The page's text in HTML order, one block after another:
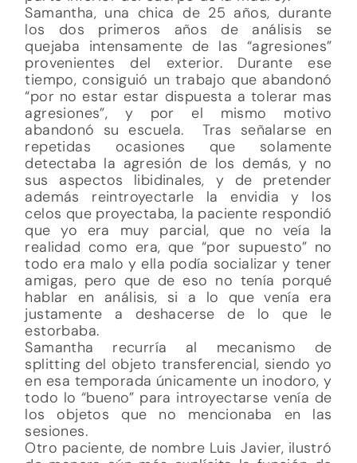
Samantha, una chica de 25 años, durante
los dos primeros años de análisis se
quejaba intensamente de las “agresiones”
provenientes del exterior. Durante ese
tiempo, consiguió un trabajo que abandonó
“por no estar estar dispuesta a tolerar mas
agresiones”, y por el mismo motivo
abandonó su escuela. Tras señalarse en
repetidas ocasiones que solamente
detectaba la agresión de los demás, y no
sus aspectos libidinales, y de pretender
además reintroyectarle la envidia y los
celos que proyectaba, la paciente respondió
que yo era muy parcial, que no veía la
realidad como era, que “por supuesto” no
todo era malo y ella podía socializar y tener
amigas, pero que de eso no tenía porqué
hablar en análisis, si a lo que venía era
justamente a deshacerse de lo que le
estorbaba.
Samantha recurría al mecanismo de
splitting del objeto transferencial, siendo yo
en esa temporada únicamente un inodoro, y
todo lo “bueno” para introyectarse venía de
los objetos que no mencionaba en las
sesiones.
Otro paciente, de nombre Luis Javier, ilustró